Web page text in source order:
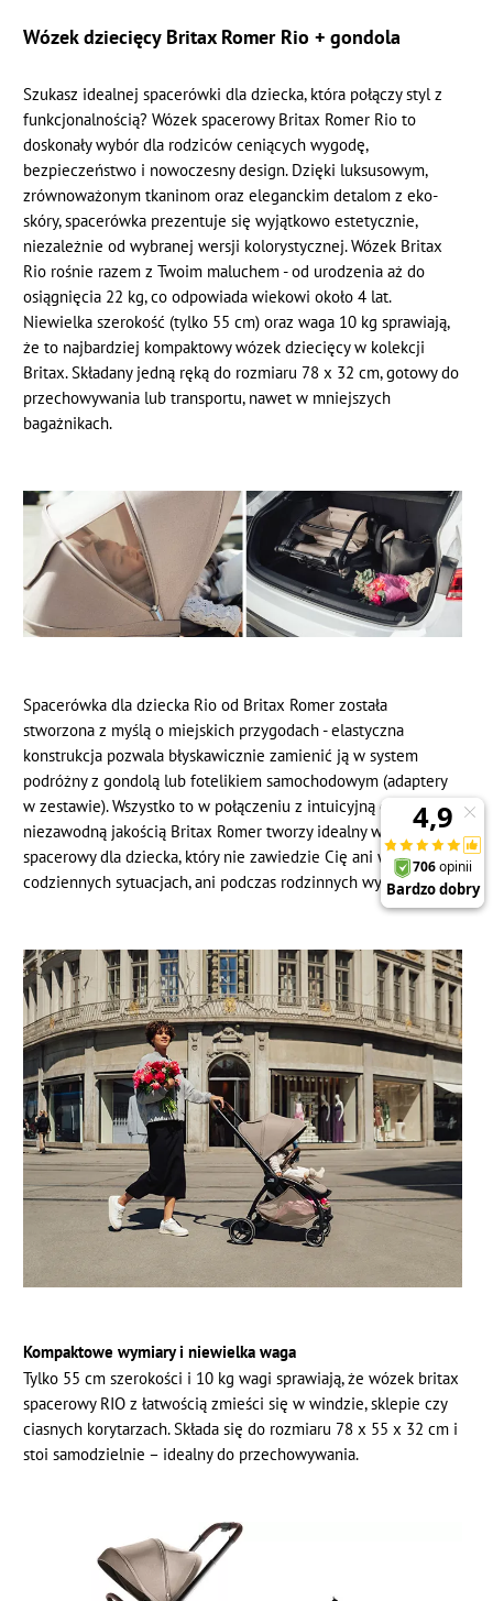
Wózek dziecięcy Britax Romer Rio + gondola
Szukasz idealnej spacerówki dla dziecka, która połączy styl z
funkcjonalnością? Wózek spacerowy Britax Romer Rio to
doskonały wybór dla rodziców ceniących wygodę,
bezpieczeństwo i nowoczesny design. Dzięki luksusowym,
zrównoważonym tkaninom oraz eleganckim detalom z eko-
skóry, spacerówka prezentuje się wyjątkowo estetycznie,
niezależnie od wybranej wersji kolorystycznej. Wózek Britax
Rio rośnie razem z Twoim maluchem - od urodzenia aż do
osiągnięcia 22 kg, co odpowiada wiekowi około 4 lat.
Niewielka szerokość (tylko 55 cm) oraz waga 10 kg sprawiają,
że to najbardziej kompaktowy wózek dziecięcy w kolekcji
Britax. Składany jedną ręką do rozmiaru 78 x 32 cm, gotowy do
przechowywania lub transportu, nawet w mniejszych
bagażnikach.
Spacerówka dla dziecka Rio od Britax Romer została
stworzona z myślą o miejskich przygodach - elastyczna
konstrukcja pozwala błyskawicznie zamienić ją w system
podróżny z gondolą lub fotelikiem samochodowym (adaptery
w zestawie). Wszystko to w połączeniu z intuicyjną obsługą i
niezawodną jakością Britax Romer tworzy idealny wózek
spacerowy dla dziecka, który nie zawiedzie Cię ani w
codziennych sytuacjach, ani podczas rodzinnych wyjazdów.
Kompaktowe wymiary i niewielka waga
Tylko 55 cm szerokości i 10 kg wagi sprawiają, że wózek britax
spacerowy RIO z łatwością zmieści się w windzie, sklepie czy
ciasnych korytarzach. Składa się do rozmiaru 78 x 55 x 32 cm i
stoi samodzielnie – idealny do przechowywania.